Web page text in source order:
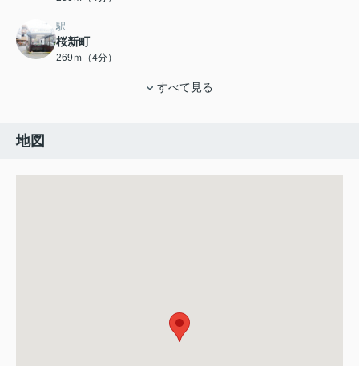
駅
桜新町
269ｍ（4分）
すべて見る
地図